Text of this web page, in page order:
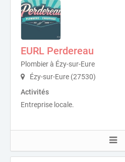
EURL Perdereau
Plombier à Ézy-sur-Eure
Ézy-sur-Eure (27530)
Activités
Entreprise locale.